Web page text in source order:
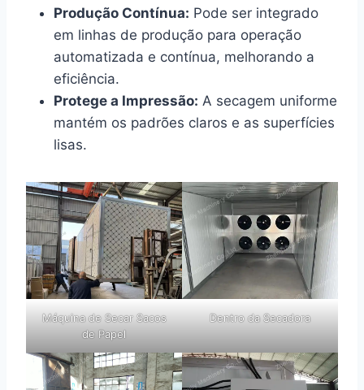
Produção Contínua: Pode ser integrado
em linhas de produção para operação
automatizada e contínua, melhorando a
eficiência.
Protege a Impressão: A secagem uniforme
mantém os padrões claros e as superfícies
lisas.
Máquina de Secar Sacos
de Papel
Dentro da Secadora